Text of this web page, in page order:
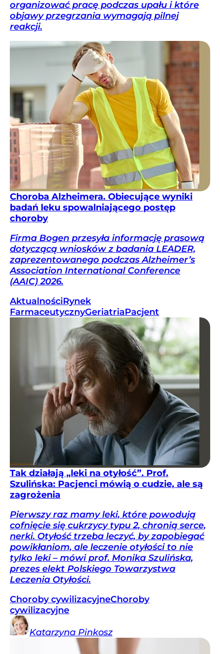
organizować pracę podczas upału i które
objawy przegrzania wymagają pilnej
reakcji.
Choroba Alzheimera. Obiecujące wyniki
badań leku spowalniającego postęp
choroby
Firma Bogen przesyła informację prasową
dotyczącą wniosków z badania LEADER,
zaprezentowanego podczas Alzheimer’s
Association International Conference
(AAIC) 2026.
AktualnościRynek
FarmaceutycznyGeriatriaPacjent
Tak działają „leki na otyłość”. Prof.
Szulińska: Pacjenci mówią o cudzie, ale są
zagrożenia
Pierwszy raz mamy leki, które powodują
cofnięcie się cukrzycy typu 2, chronią serce,
nerki. Otyłość trzeba leczyć, by zapobiegać
powikłaniom, ale leczenie otyłości to nie
tylko leki – mówi prof. Monika Szulińska,
prezes elekt Polskiego Towarzystwa
Leczenia Otyłości.
Choroby cywilizacyjneChoroby
cywilizacyjne
Katarzyna Pinkosz